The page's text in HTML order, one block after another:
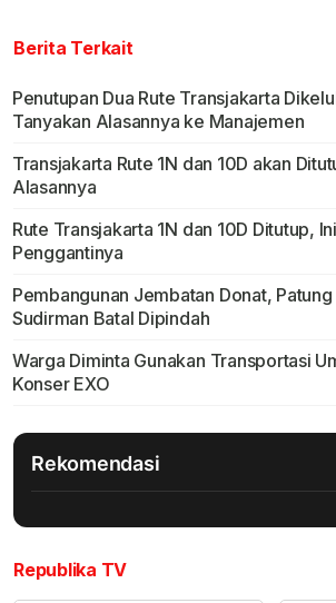
Berita Terkait
Penutupan Dua Rute Transjakarta
Tanyakan Alasannya ke Manajemen
Transjakarta Rute 1N dan 10D akan
Alasannya
Rute Transjakarta 1N dan 10D Ditutup,
Penggantinya
Pembangunan Jembatan Donat,
Sudirman Batal Dipindah
Warga Diminta Gunakan Transportasi
Konser EXO
Rekomendasi
Republika TV